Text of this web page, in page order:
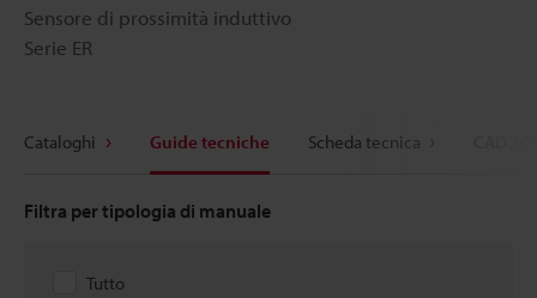
Sensore di prossimità induttivo
Serie ER
Cataloghi Guide tecniche Scheda tecnica
Filtra per tipologia di manuale
Tutto